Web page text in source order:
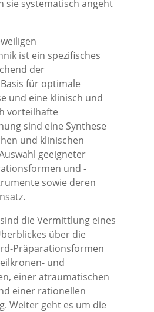
sie systematisch angeht
ist ein spezifisches
der
für optimale
und eine klinisch und
vorteilhafte
sind eine Synthese
und klinischen
geeigneter
und -
sowie deren
die Vermittlung eines
über die
Präparationsformen
und
einer atraumatischen
einer rationellen
Weiter geht es um die